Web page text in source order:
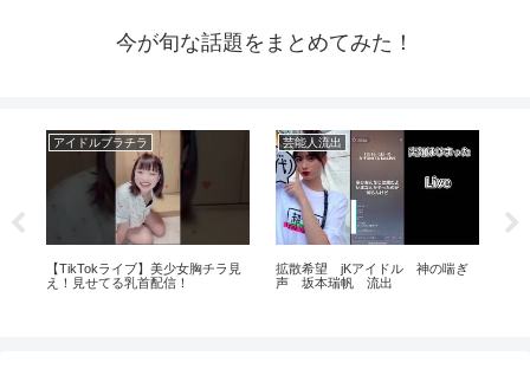
今が旬な話題をまとめてみた！
アイドルブラチラ
【TikTokライブ】美少女胸チラ見
え！見せてる乳首配信！
芸能人流出
拡散希望 jKアイドル 神の喘ぎ
声 坂本瑞帆 流出